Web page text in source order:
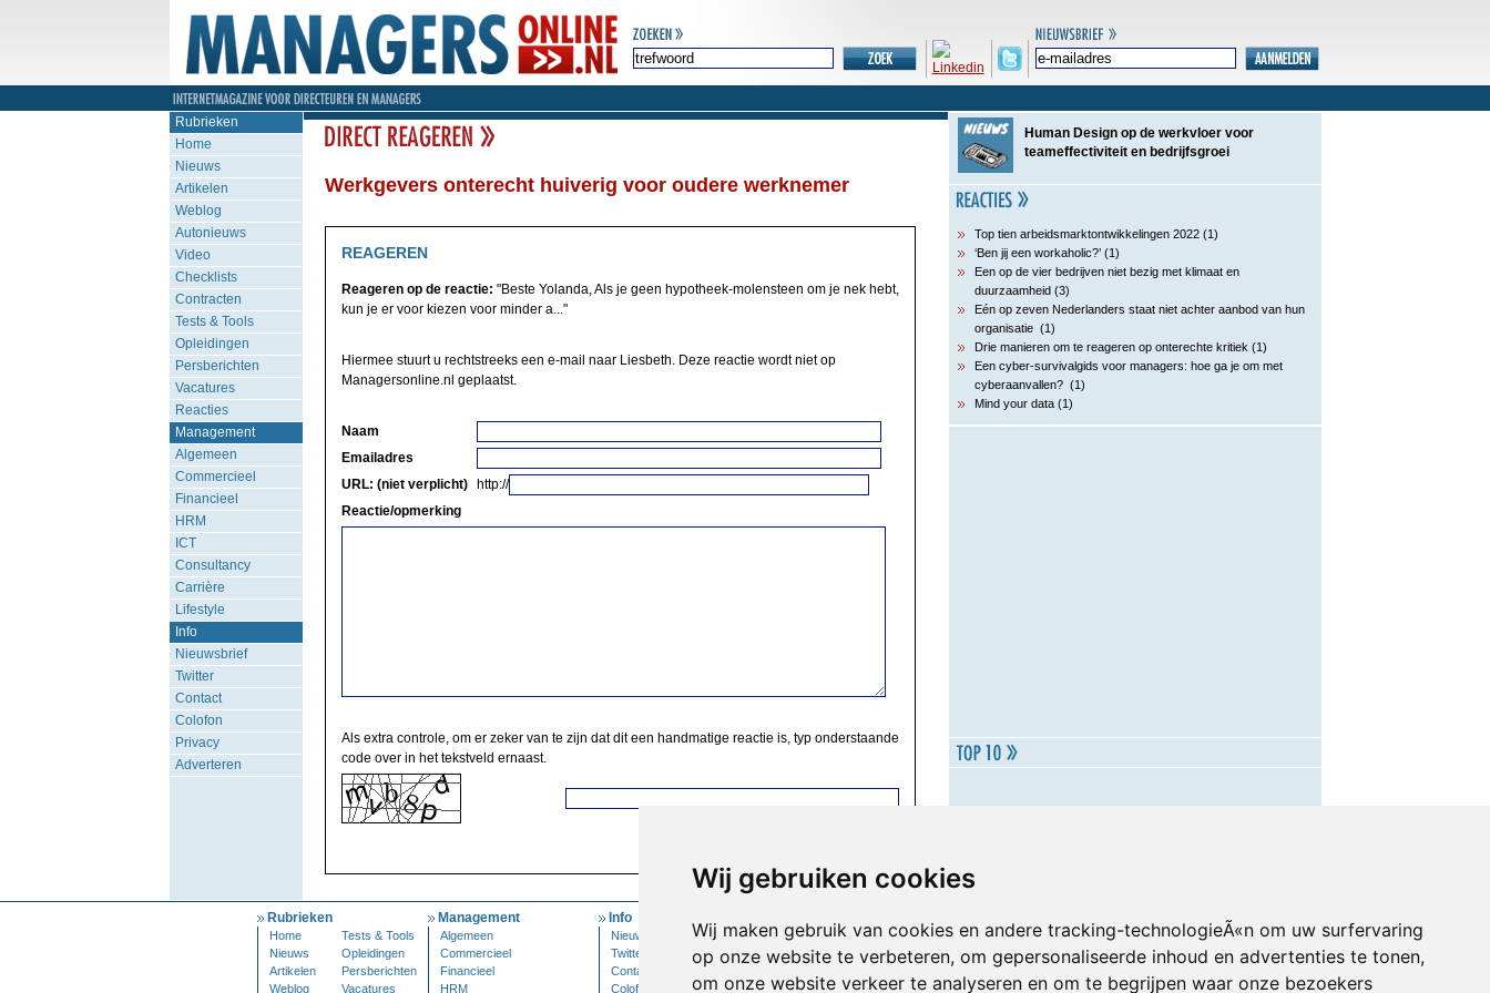
Wij gebruiken cookies
Wij maken gebruik van cookies en andere tracking-technologieÃ«n om uw surfervaring
op onze website te verbeteren, om gepersonaliseerde inhoud en advertenties te tonen,
om onze website verkeer te analyseren en om te begrijpen waar onze bezoekers
Rubrieken
Home
Nieuws
Artikelen
Weblog
Autonieuws
Video
Checklists
Contracten
Tests & Tools
Opleidingen
Persberichten
Vacatures
Reacties
Management
Algemeen
Commercieel
Financieel
HRM
ICT
Consultancy
Carrière
Lifestyle
Info
Nieuwsbrief
Twitter
Contact
Colofon
Privacy
Adverteren
Werkgevers onterecht huiverig voor oudere werknemer
REAGEREN
Reageren op de reactie: "Beste Yolanda, Als je geen hypotheek-molensteen om je nek hebt,
kun je er voor kiezen voor minder a..."
Hiermee stuurt u rechtstreeks een e-mail naar Liesbeth. Deze reactie wordt niet op
Managersonline.nl geplaatst.
Naam
Emailadres
URL: (niet verplicht)
http://
Reactie/opmerking
Als extra controle, om er zeker van te zijn dat dit een handmatige reactie is, typ onderstaande
code over in het tekstveld ernaast.
Human Design op de werkvloer voor
teameffectiviteit en bedrijfsgroei
Top tien arbeidsmarktontwikkelingen 2022 (1)
‘Ben jij een workaholic?’ (1)
Een op de vier bedrijven niet bezig met klimaat en
duurzaamheid (3)
Eén op zeven Nederlanders staat niet achter aanbod van hun
organisatie (1)
Drie manieren om te reageren op onterechte kritiek (1)
Een cyber-survivalgids voor managers: hoe ga je om met
cyberaanvallen? (1)
Mind your data (1)
Rubrieken
Home
Tests & Tools
Nieuws
Opleidingen
Artikelen
Persberichten
Weblog
Vacatures
Management
Algemeen
Commercieel
Financieel
HRM
Info
Nieuwsbrief
Twitter
Contact
Colofon
Inloggen